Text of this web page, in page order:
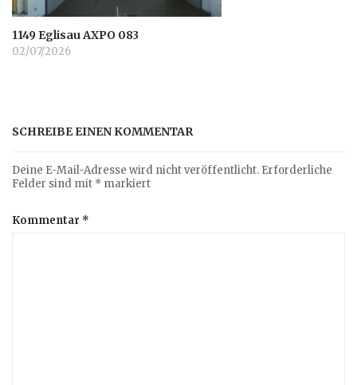
1149 Eglisau AXPO 083
02/07/2026
SCHREIBE EINEN KOMMENTAR
Deine E-Mail-Adresse wird nicht veröffentlicht. Erforderliche
Felder sind mit * markiert
Kommentar *